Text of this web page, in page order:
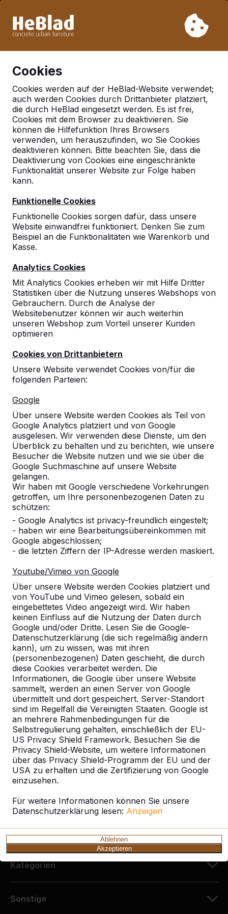
Woche 33 nicht. Bitte berücksichtigen Sie daher längere
Cookies
Cookies werden auf der HeBlad-Website verwendet;
auch werden Cookies durch Drittanbieter platziert,
die durch HeBlad eingesetzt werden. Es ist frei,
Cookies mit dem Browser zu deaktivieren. Sie
können die Hilfefunktion Ihres Browsers
verwenden, um herauszufinden, wo Sie Cookies
deaktivieren können. Bitte beachten Sie, dass die
Deaktivierung von Cookies eine eingeschränkte
Funktionalität unserer Website zur Folge haben
kann.
Funktionelle Cookies
Funktionelle Cookies sorgen dafür, dass unsere
Website einwandfrei funktioniert. Denken Sie zum
Beispiel an die Funktionalitäten wie Warenkorb und
Kasse.
Analytics Cookies
Mit Analytics Cookies erheben wir mit Hilfe Dritter
Statistiken über die Nutzung unseres Webshops von
Gebrauchern. Durch die Analyse der
Websitebenutzer können wir auch weiterhin
unseren Webshop zum Vorteil unserer Kunden
optimieren
Cookies von Drittanbietern
Unsere Website verwendet Cookies von/für die
folgenden Parteien:
Google
Über unsere Website werden Cookies als Teil von
Google Analytics platziert und von Google
ausgelesen. Wir verwenden diese Dienste, um den
Überblick zu behalten und zu berichten, wie unsere
Besucher die Website nutzen und wie sie über die
Google Suchmaschine auf unsere Website
gelangen.
Wir haben mit Google verschiedene Vorkehrungen
getroffen, um Ihre personenbezogenen Daten zu
schützen:
- Google Analytics ist privacy-freundlich eingestelt;
- haben wir eine Bearbeitungsübereinkommen mit
Google abgeschlossen;
- die letzten Ziffern der IP-Adresse werden maskiert.
Youtube/Vimeo von Google
Über unsere Website werden Cookies platziert und
von YouTube und Vimeo gelesen, sobald ein
eingebettetes Video angezeigt wird. Wir haben
keinen Einfluss auf die Nutzung der Daten durch
Google und/oder Dritte. Lesen Sie die Google-
Datenschutzerklärung (die sich regelmäßig ändern
kann), um zu wissen, was mit ihren
(personenbezogenen) Daten geschieht, die durch
diese Cookies verarbeitet werden. Die
Informationen, die Google über unsere Website
sammelt, werden an einen Server von Google
übermittelt und dort gespeichert. Server-Standort
sind im Regelfall die Vereinigten Staaten. Google ist
an mehrere Rahmenbedingungen für die
Selbstregulierung gehalten, einschließlich der EU-
US Privacy Shield Framework. Besuchen Sie die
Privacy Shield-Website, um weitere Informationen
über das Privacy Shield-Programm der EU und der
USA zu erhalten und die Zertifizierung von Google
einzusehen.
Für weitere Informationen können Sie unsere
Datenschutzerklärung lesen: Anzeigen
Ablehnen
Akzeptieren
Deutschland
Referenties in:Elsnig ot
dtebligar
Geen reviews gevonden voor deze
Referenzen
Unsere Produkte finden Sie in ganz Europa
und darüber hinaus. Sehen Sie hier, wo Sie
ein HeBlad-Produkt in Ihrer Nähe finden.
Produkt
Alles anzeigen
Kategorie
Alles anzeigen
Ort oder Postleitzahl suchen
Kontakt
HeBlad Deutschland
Diekerstraße 97
42781 Haan
Deutschland
+49 212 934 77 25
info@HeBlad.de
Kundenservice
Kategorien
Sonstige